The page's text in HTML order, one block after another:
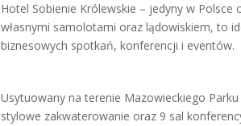
Hotel Sobienie Królewskie – jedyny w
własnymi samolotami oraz lądowiskiem, to
biznesowych spotkań, konferencji i eventów.
Usytuowany na terenie Mazowieckiego
stylowe zakwaterowanie oraz 9 sal